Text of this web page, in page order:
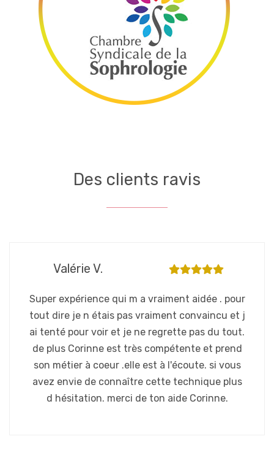
Des clients ravis
Valérie V.
Super expérience qui m a vraiment aidée . pour
tout dire je n étais pas vraiment convaincu et j
ai tenté pour voir et je ne regrette pas du tout.
de plus Corinne est très compétente et prend
son métier à coeur .elle est à l'écoute. si vous
avez envie de connaître cette technique plus
d hésitation. merci de ton aide Corinne.